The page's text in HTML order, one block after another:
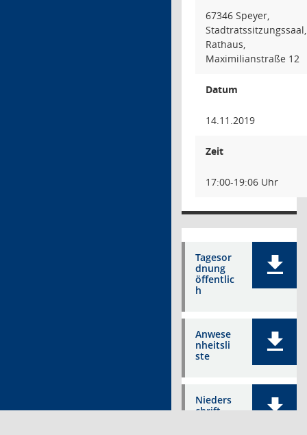
67346 Speyer,
Stadtratssitzungssaal,
Rathaus,
Maximilianstraße 12
Datum
14.11.2019
Zeit
17:00-19:06 Uhr
Tagesor
dnung
öffentlic
h
Anwese
nheitsli
ste
Nieders
chrift